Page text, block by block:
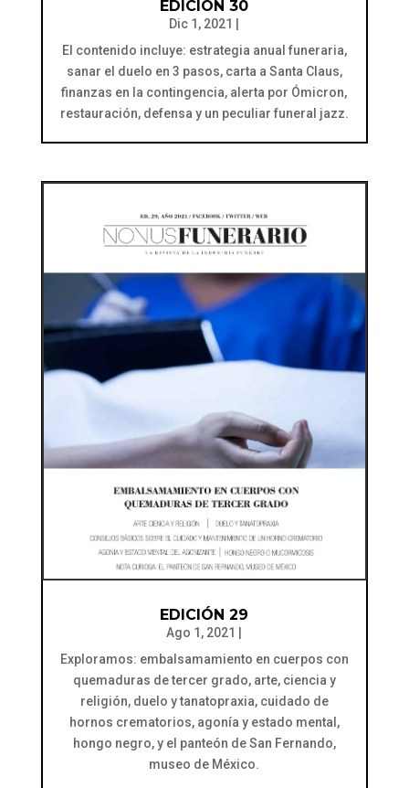
EDICIÓN 30
Dic 1, 2021
El contenido incluye: estrategia anual funeraria,
sanar el duelo en 3 pasos, carta a Santa Claus,
finanzas en la contingencia, alerta por Ómicron,
restauración, defensa y un peculiar funeral jazz.
EDICIÓN 29
Ago 1, 2021
Exploramos: embalsamamiento en cuerpos con
quemaduras de tercer grado, arte, ciencia y
religión, duelo y tanatopraxia, cuidado de
hornos crematorios, agonía y estado mental,
hongo negro, y el panteón de San Fernando,
museo de México.